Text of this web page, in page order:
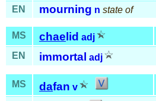
EN mourning n state of
MS chae lid adj
EN immortal adj
MS dafan v